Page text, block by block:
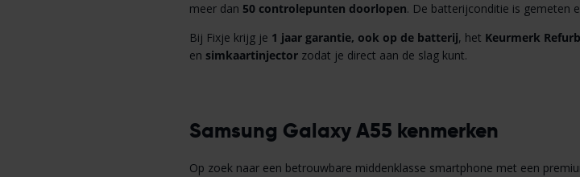
meer dan 50 controlepunten doorlopen. De batterijconditie is gemeten
Bij Fixje krijg je 1 jaar garantie, ook op de batterij, het Keurmerk
en simkaartinjectorzodat je direct aan de slag kunt.
Samsung Galaxy A55 kenmerken
Op zoek naar een betrouwbare middenklasse smartphone met een